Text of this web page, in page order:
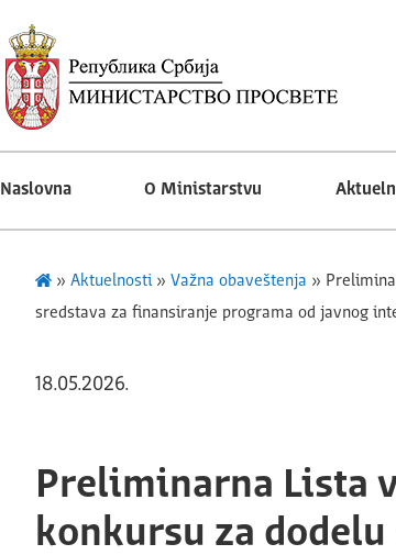
Naslovna O Ministarstvu
» Aktuelnosti» Važna obaveštenja »
sredstava za finansiranje programa od javnog
18.05.2026.
Preliminarna Lista
konkursu za